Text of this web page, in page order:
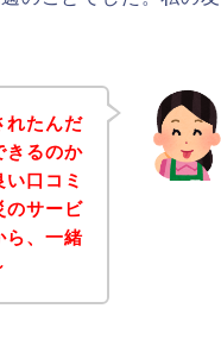
れたんだ
きるのか
口コミ
のサービ
ら、一緒